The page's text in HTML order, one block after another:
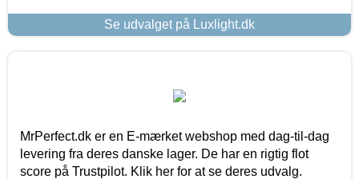
Se udvalget på Luxlight.dk
MrPerfect.dk er en E-mærket webshop med dag-til-dag
levering fra deres danske lager. De har en rigtig flot
score på Trustpilot. Klik her for at se deres udvalg.